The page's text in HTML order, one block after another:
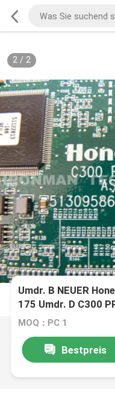
2/ 2
Umdr. B NEUER
175 Umdr. D C300
MOQ：PC 1
Bestpreis